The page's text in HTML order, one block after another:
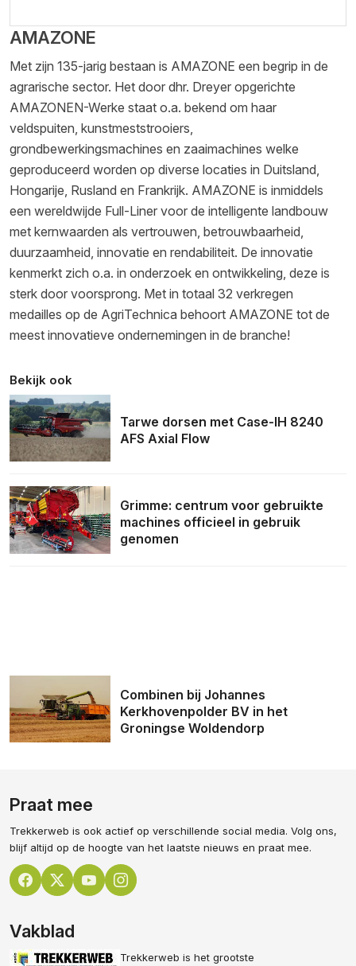
AMAZONE
Met zijn 135-jarig bestaan is AMAZONE een begrip in de
agrarische sector. Het door dhr. Dreyer opgerichte
AMAZONEN-Werke staat o.a. bekend om haar
veldspuiten, kunstmeststrooiers,
grondbewerkingsmachines en zaaimachines welke
geproduceerd worden op diverse locaties in Duitsland,
Hongarije, Rusland en Frankrijk. AMAZONE is inmiddels
een wereldwijde Full-Liner voor de intelligente landbouw
met kernwaarden als vertrouwen, betrouwbaarheid,
duurzaamheid, innovatie en rendabiliteit. De innovatie
kenmerkt zich o.a. in onderzoek en ontwikkeling, deze is
sterk door voorsprong. Met in totaal 32 verkregen
medailles op de AgriTechnica behoort AMAZONE tot de
meest innovatieve ondernemingen in de branche!
Bekijk ook
Tarwe dorsen met Case-IH 8240
AFS Axial Flow
Grimme: centrum voor gebruikte
machines officieel in gebruik
genomen
Combinen bij Johannes
Kerkhovenpolder BV in het
Groningse Woldendorp
Praat mee
Trekkerweb is ook actief op verschillende social media. Volg ons,
blijf altijd op de hoogte van het laatste nieuws en praat mee.
Vakblad
Trekkerweb is het grootste